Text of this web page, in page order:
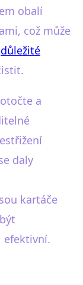
obalí
což může
důležité
a
daly
kartáče
efektivní.